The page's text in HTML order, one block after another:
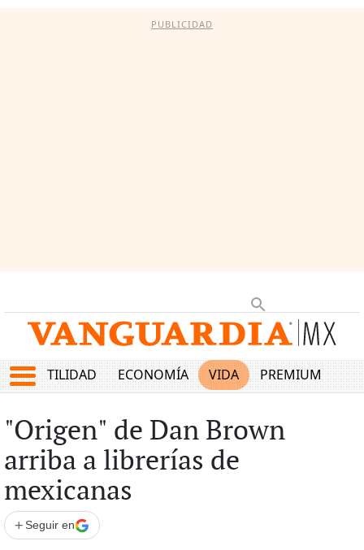
PUBLICIDAD
UTILIDAD ECONOMÍA VIDA PREMIUM
"Origen" de Dan Brown
arriba a librerías de
mexicanas
+ Seguir en